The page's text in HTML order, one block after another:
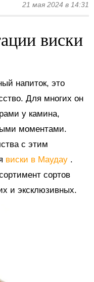
21 мая 2024 в 14:31
виски
напиток, это
Для многих он
у камина,
моментами.
с этим
виски в Маудау .
сортов
и эксклюзивных.